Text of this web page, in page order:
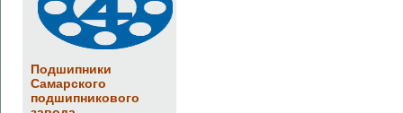
Подшипники
Самарского
подшипникового